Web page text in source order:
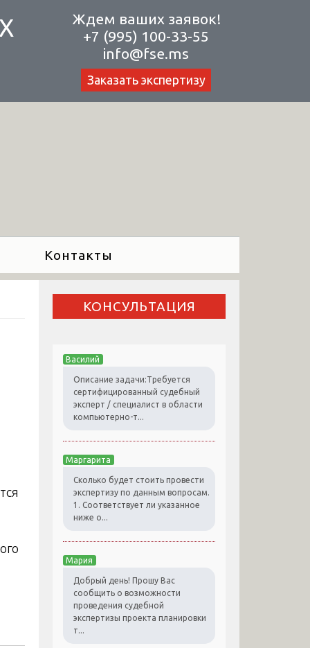
Ждем ваших заявок!
+7 (995) 100-33-55
info@fse.ms
Заказать экспертизу
Контакты
КОНСУЛЬТАЦИЯ
Василий
Описание задачи:Требуется
сертифицированный судебный
эксперт / специалист в области
компьютерно-т...
Маргарита
Сколько будет стоить провести
экспертизу по данным вопросам.
1. Соответствует ли указанное
ниже о...
Мария
Добрый день! Прошу Вас
сообщить о возможности
проведения судебной
экспертизы проекта планировки
т...